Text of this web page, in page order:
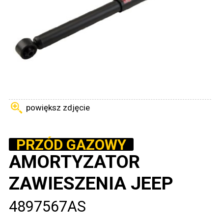
powiększ zdjęcie
PRZÓD GAZOWY
AMORTYZATOR
ZAWIESZENIA JEEP
4897567AS